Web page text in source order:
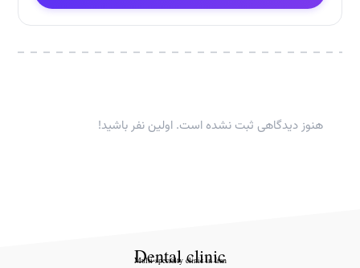
هنوز دیدگاهی ثبت نشده است. اولین نفر باشید!
Dental clinic
Multi-specialty clinic in Iran